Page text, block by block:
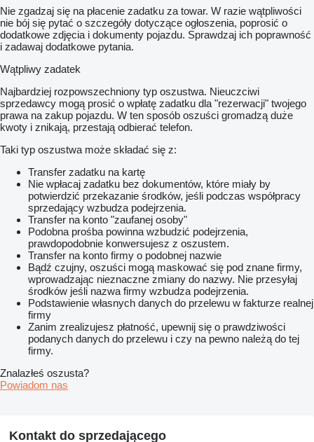
Nie zgadzaj się na płacenie zadatku za towar. W razie wątpliwości
nie bój się pytać o szczegóły dotyczące ogłoszenia, poprosić o
dodatkowe zdjęcia i dokumenty pojazdu. Sprawdzaj ich poprawność
i zadawaj dodatkowe pytania.
Wątpliwy zadatek
Najbardziej rozpowszechniony typ oszustwa. Nieuczciwi
sprzedawcy mogą prosić o wpłatę zadatku dla "rezerwacji" twojego
prawa na zakup pojazdu. W ten sposób oszuści gromadzą duże
kwoty i znikają, przestają odbierać telefon.
Taki typ oszustwa może składać się z:
Transfer zadatku na kartę
Nie wpłacaj zadatku bez dokumentów, które miały by
potwierdzić przekazanie środków, jeśli podczas współpracy
sprzedający wzbudza podejrzenia.
Transfer na konto "zaufanej osoby"
Podobna prośba powinna wzbudzić podejrzenia,
prawdopodobnie konwersujesz z oszustem.
Transfer na konto firmy o podobnej nazwie
Bądź czujny, oszuści mogą maskować się pod znane firmy,
wprowadzając nieznaczne zmiany do nazwy. Nie przesyłaj
środków jeśli nazwa firmy wzbudza podejrzenia.
Podstawienie własnych danych do przelewu w fakturze realnej
firmy
Zanim zrealizujesz płatność, upewnij się o prawdziwości
podanych danych do przelewu i czy na pewno należą do tej
firmy.
Znalazłeś oszusta?
Powiadom nas
Kontakt do sprzedającego